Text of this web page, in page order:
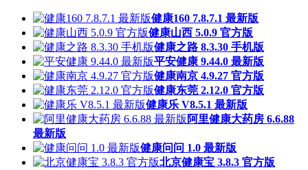
健康160 7.8.7.1 最新版
健康山西 5.0.9 官方版
健康之路 8.3.30 手机版
平安健康 9.44.0 最新版
健康南京 4.9.27 官方版
健康东莞 2.12.0 官方版
健康乐 V8.5.1 最新版
阿里健康大药房 6.6.88
最新版
健康问问 1.0 最新版
北京健康宝 3.8.3 官方版